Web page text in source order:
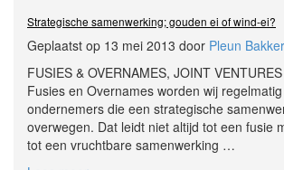
Strategische samenwerking; gouden ei of wind-ei?
Geplaatst op 13 mei 2013 door Pleun Bakker
FUSIES & OVERNAMES, JOINT
Fusies en Overnames worden wij
ondernemers die een strategische
overwegen. Dat leidt niet altijd tot een fusie
tot een vruchtbare samenwerking …